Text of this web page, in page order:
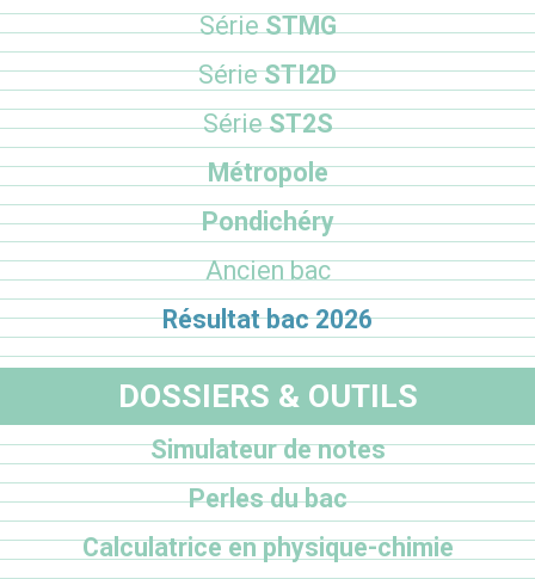
SérieSTMG
SérieSTI2D
SérieST2S
Métropole
Pondichéry
Ancien bac
Résultat bac 2026
DOSSIERS & OUTILS
Simulateur de notes
Perles du bac
Calculatrice en physique-chimie